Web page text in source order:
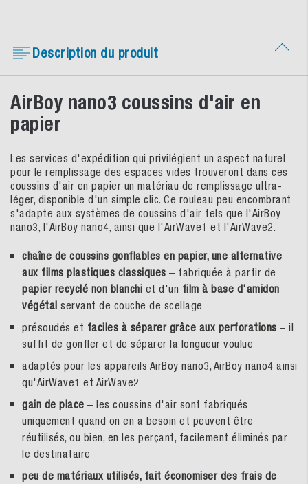
Description du produit
AirBoy nano3 coussins d'air en
papier
Les services d'expédition qui privilégient un aspect naturel
pour le remplissage des espaces vides trouveront dans ces
coussins d'air en papier un matériau de remplissage ultra-
léger, disponible d'un simple clic. Ce rouleau peu encombrant
s'adapte aux systèmes de coussins d'air tels que l'AirBoy
nano3, l'AirBoy nano4, ainsi que l'AirWave1 et l'AirWave2.
chaîne de coussins gonflables en papier, une alternative
aux films plastiques classiques – fabriquée à partir de
papier recyclé non blanchi et d'un film à base d'amidon
végétal servant de couche de scellage
présoudés et faciles à séparer grâce aux perforations – il
suffit de gonfler et de séparer la longueur voulue
adaptés pour les appareils AirBoy nano3, AirBoy nano4 ainsi
qu'AirWave1 et AirWave2
gain de place – les coussins d'air sont fabriqués
uniquement quand on en a besoin et peuvent être
réutilisés, ou bien, en les perçant, facilement éliminés par
le destinataire
peu de matériaux utilisés, fait économiser des frais de